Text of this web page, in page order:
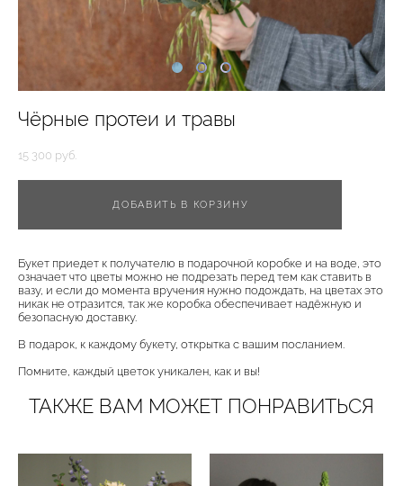
Чёрные протеи и травы
15 300 pуб.
ДОБАВИТЬ В КОРЗИНУ
Букет приедет к получателю в подарочной коробке и на воде, это
означает что цветы можно не подрезать перед тем как ставить в
вазу, и если до момента вручения нужно подождать, на цветах это
никак не отразится, так же коробка обеспечивает надёжную и
безопасную доставку.
В подарок, к каждому букету, открытка с вашим посланием.
Помните, каждый цветок уникален, как и вы!
ТАКЖЕ ВАМ МОЖЕТ ПОНРАВИТЬСЯ